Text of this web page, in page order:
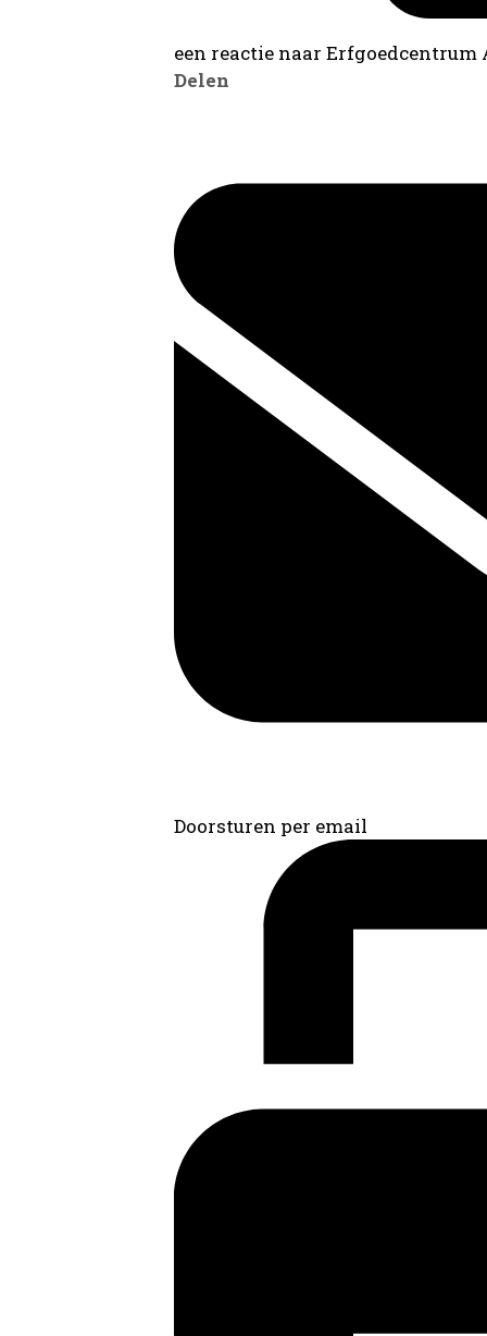
een reactie naar
Delen
Doorsturen per email